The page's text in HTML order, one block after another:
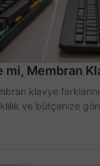
Membran
klavye
ve bütçenize